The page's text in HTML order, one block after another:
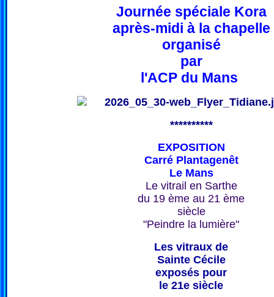
Journée spéciale Kora
après-midi à la chapelle
organisé
par
l'ACP du Mans
**********
EXPOSITION
Carré Plantagenêt
Le Mans
Le vitrail en Sarthe
du 19 ème au 21 ème
siècle
"Peindre la lumière"
Les vitraux de
Sainte Cécile
exposés pour
le 21e siècle